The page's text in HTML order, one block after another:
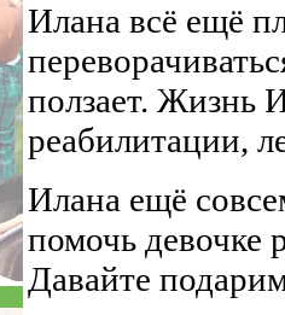
Илана всё ещё
ползает. Жизнь
реабилитации,
Илана ещё
помочь девочке
Давайте